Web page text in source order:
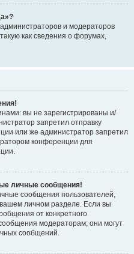
и модераторов
как сведения о форумах,
вы не зарегистрированы и/
запретил отправку
или же администратор запретил
конференции для
личные сообщения!
сообщения пользователей,
личном разделе. Если вы
от конкретного
модераторам; они могут
сообщений.